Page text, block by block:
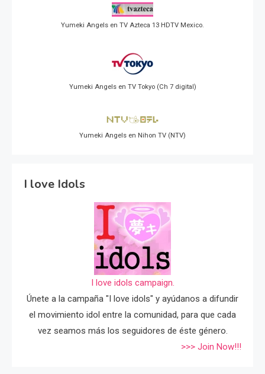
Yumeki Angels en TV Azteca 13 HDTV Mexico.
Yumeki Angels en TV Tokyo (Ch 7 digital)
Yumeki Angels en Nihon TV (NTV)
I love Idols
I love idols campaign.
Únete a la campaña "I love idols" y ayúdanos a difundir
el movimiento idol entre la comunidad, para que cada
vez seamos más los seguidores de éste género.
>>> Join Now!!!